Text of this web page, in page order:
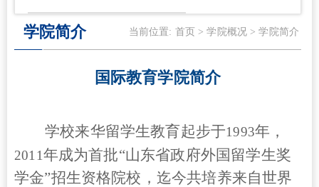
学院简介 当前位置: 首页 >学院概况 >学院简介
国际教育学院简介
学校来华留学生教育起步于1993年，
2011年成为首批“山东省政府外国留学生奖
学金”招生资格院校，迄今共培养来自世界